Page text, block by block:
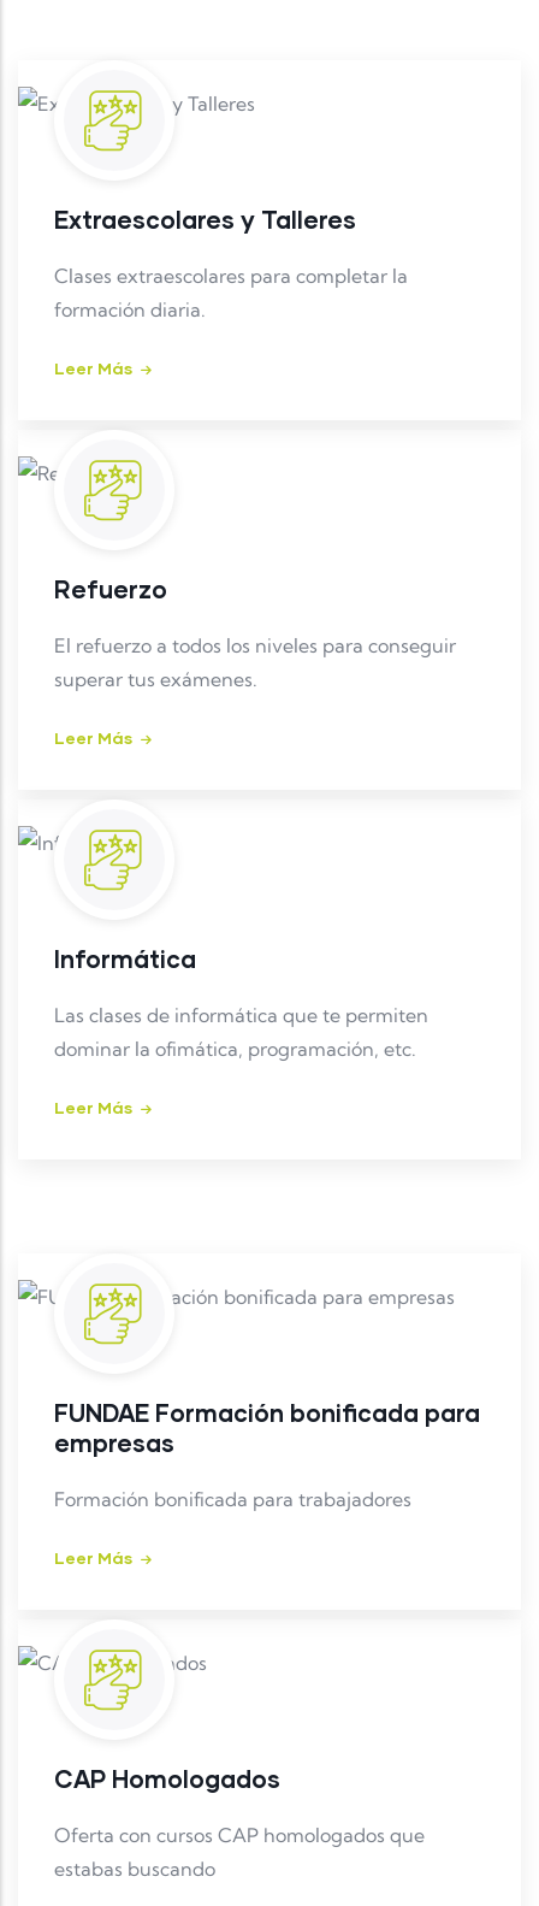
Extraescolares y Talleres
Clases extraescolares para completar la
formación diaria.
Leer Más
Refuerzo
El refuerzo a todos los niveles para conseguir
superar tus exámenes.
Leer Más
Informática
Las clases de informática que te permiten
dominar la ofimática, programación, etc.
Leer Más
FUNDAE Formación bonificada para
empresas
Formación bonificada para trabajadores
Leer Más
CAP Homologados
Oferta con cursos CAP homologados que
estabas buscando